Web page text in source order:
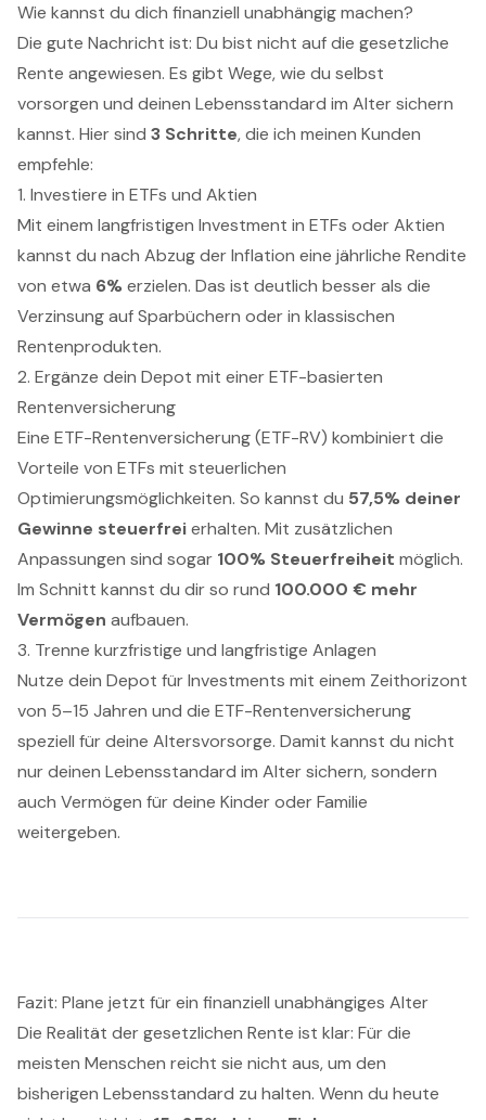
Wie kannst du dich finanziell unabhängig machen?
Die gute Nachricht ist: Du bist nicht auf die gesetzliche
Rente angewiesen. Es gibt Wege, wie du selbst
vorsorgen und deinen Lebensstandard im Alter sichern
kannst. Hier sind 3 Schritte, die ich meinen Kunden
empfehle:
1. Investiere in ETFs und Aktien
Mit einem langfristigen Investment in ETFs oder Aktien
kannst du nach Abzug der Inflation eine jährliche Rendite
von etwa 6%erzielen. Das ist deutlich besser als die
Verzinsung auf Sparbüchern oder in klassischen
Rentenprodukten.
2. Ergänze dein Depot mit einer ETF-basierten
Rentenversicherung
Eine ETF-Rentenversicherung (ETF-RV) kombiniert die
Vorteile von ETFs mit steuerlichen
Optimierungsmöglichkeiten. So kannst du 57,5% deiner
Gewinne steuerfreierhalten. Mit zusätzlichen
Anpassungen sind sogar 100% Steuerfreiheit möglich.
Im Schnitt kannst du dir so rund 100.000 € mehr
Vermögen aufbauen.
3. Trenne kurzfristige und langfristige Anlagen
Nutze dein Depot für Investments mit einem Zeithorizont
von 5–15 Jahren und die ETF-Rentenversicherung
speziell für deine Altersvorsorge. Damit kannst du nicht
nur deinen Lebensstandard im Alter sichern, sondern
auch Vermögen für deine Kinder oder Familie
weitergeben.
Fazit: Plane jetzt für ein finanziell unabhängiges Alter
Die Realität der gesetzlichen Rente ist klar: Für die
meisten Menschen reicht sie nicht aus, um den
bisherigen Lebensstandard zu halten. Wenn du heute